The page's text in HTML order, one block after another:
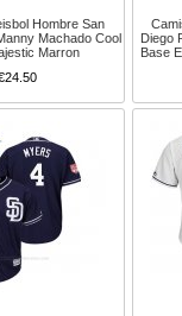
Hombre San
Machado Cool
Marron
Diego
Base